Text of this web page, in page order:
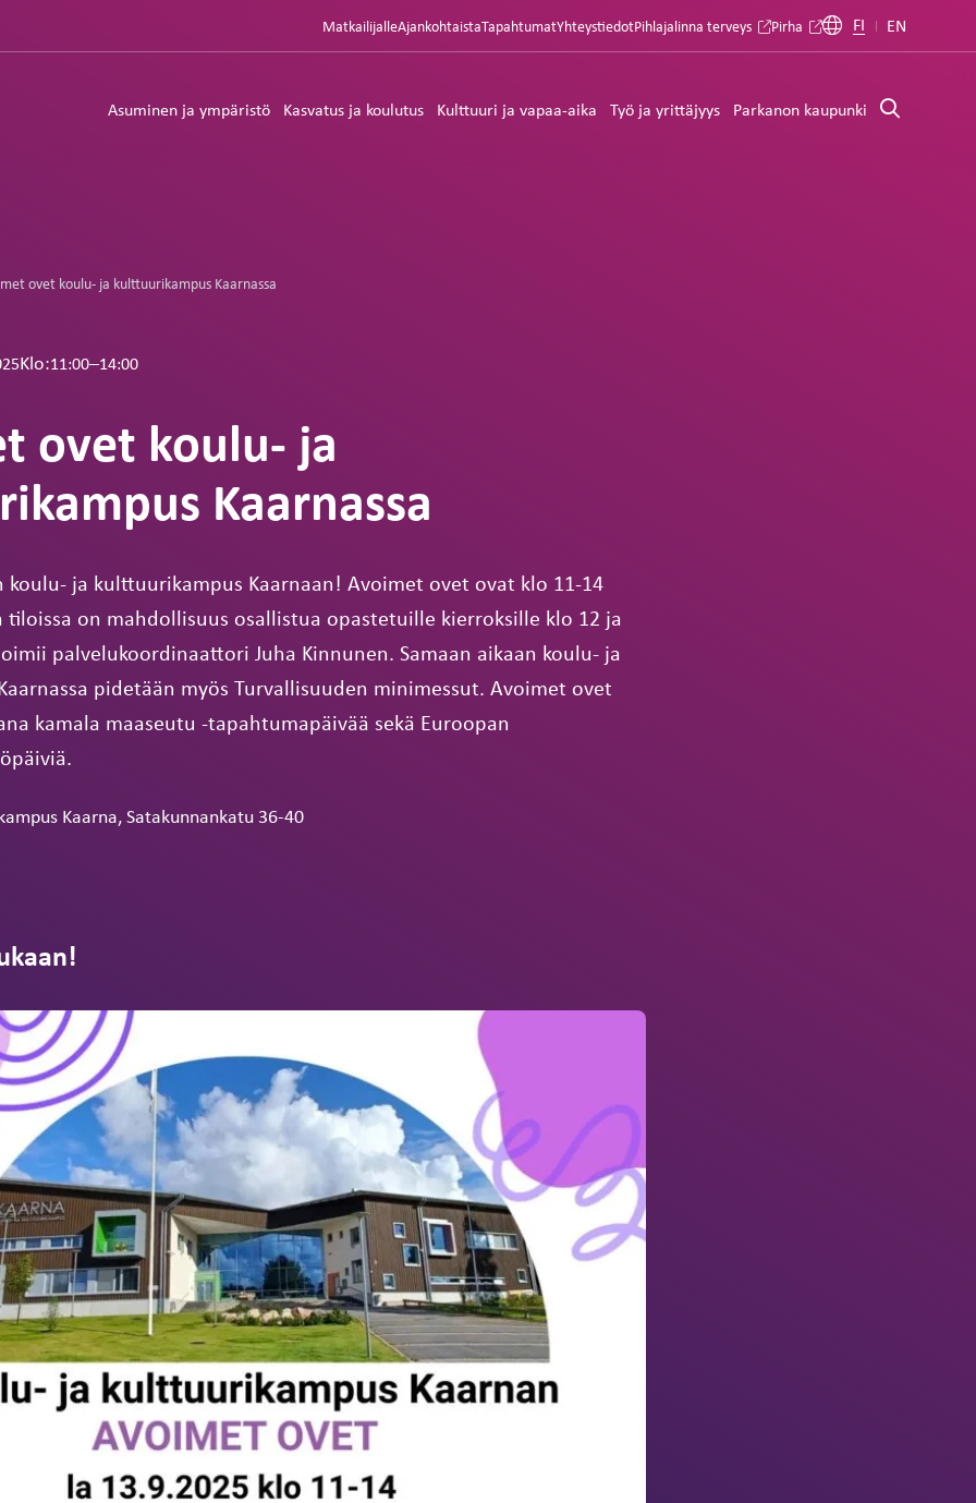
MatkailijalleAjankohtaistaTapahtumatYhteystiedotPihlajalinna terveys Pirha FI EN
Asuminen ja ympäristö Kasvatus ja koulutus Kulttuuri ja vapaa-aika Työ ja yrittäjyys Parkanon kaupunki
ovet koulu- ja kulttuurikampus Kaarnassa
Klo:11:00–14:00
ovet koulu- ja
Kaarnassa
ja kulttuurikampus Kaarnaan! Avoimet ovet ovat klo 11-14
tiloissa on mahdollisuus osallistua opastetuille kierroksille klo 12 ja
palvelukoordinaattori Juha Kinnunen. Samaan aikaan koulu- ja
pidetään myös Turvallisuuden minimessut. Avoimet ovet
kamala maaseutu -tapahtumapäivää sekä Euroopan
Kaarna, Satakunnankatu 36-40